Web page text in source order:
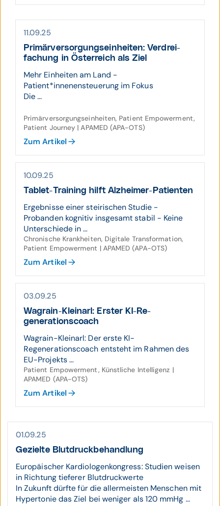
11.09.25
Primär­ver­sor­gungs­einheiten: Ver­drei­
fachung in Öster­reich als Ziel
Mehr Einheiten am Land -
Patient*innenensteuerung im Fokus
Die ...
Primärversorgungseinheiten, Patient Empowerment,
Patient Journey | APAMED (APA-OTS)
Zum Artikel
10.09.25
Tablet-Training hilft Alz­heimer-Patienten
Ergebnisse einer steirischen Studie -
Probanden kognitiv insgesamt stabil - Keine
Unterschiede in ...
Chronische Krankheiten, Digitale Transformation,
Patient Empowerment | APAMED (APA-OTS)
Zum Artikel
03.09.25
Wagrain-Kleinarl: Erster KI-Re­
generations­coach
Wagrain-Kleinarl: Der erste KI-
Regenerationscoach entsteht im Rahmen des
EU-Projekts ...
Patient Empowerment, Künstliche Intelligenz |
APAMED (APA-OTS)
Zum Artikel
01.09.25
Gezielte Blut­druck­behand­lung
Europäischer Kardiologenkongress: Studien weisen
in Richtung tieferer Blutdruckwerte
In Zukunft dürfte für die allermeisten Menschen mit
Hypertonie das Ziel bei weniger als 120 mmHg ...